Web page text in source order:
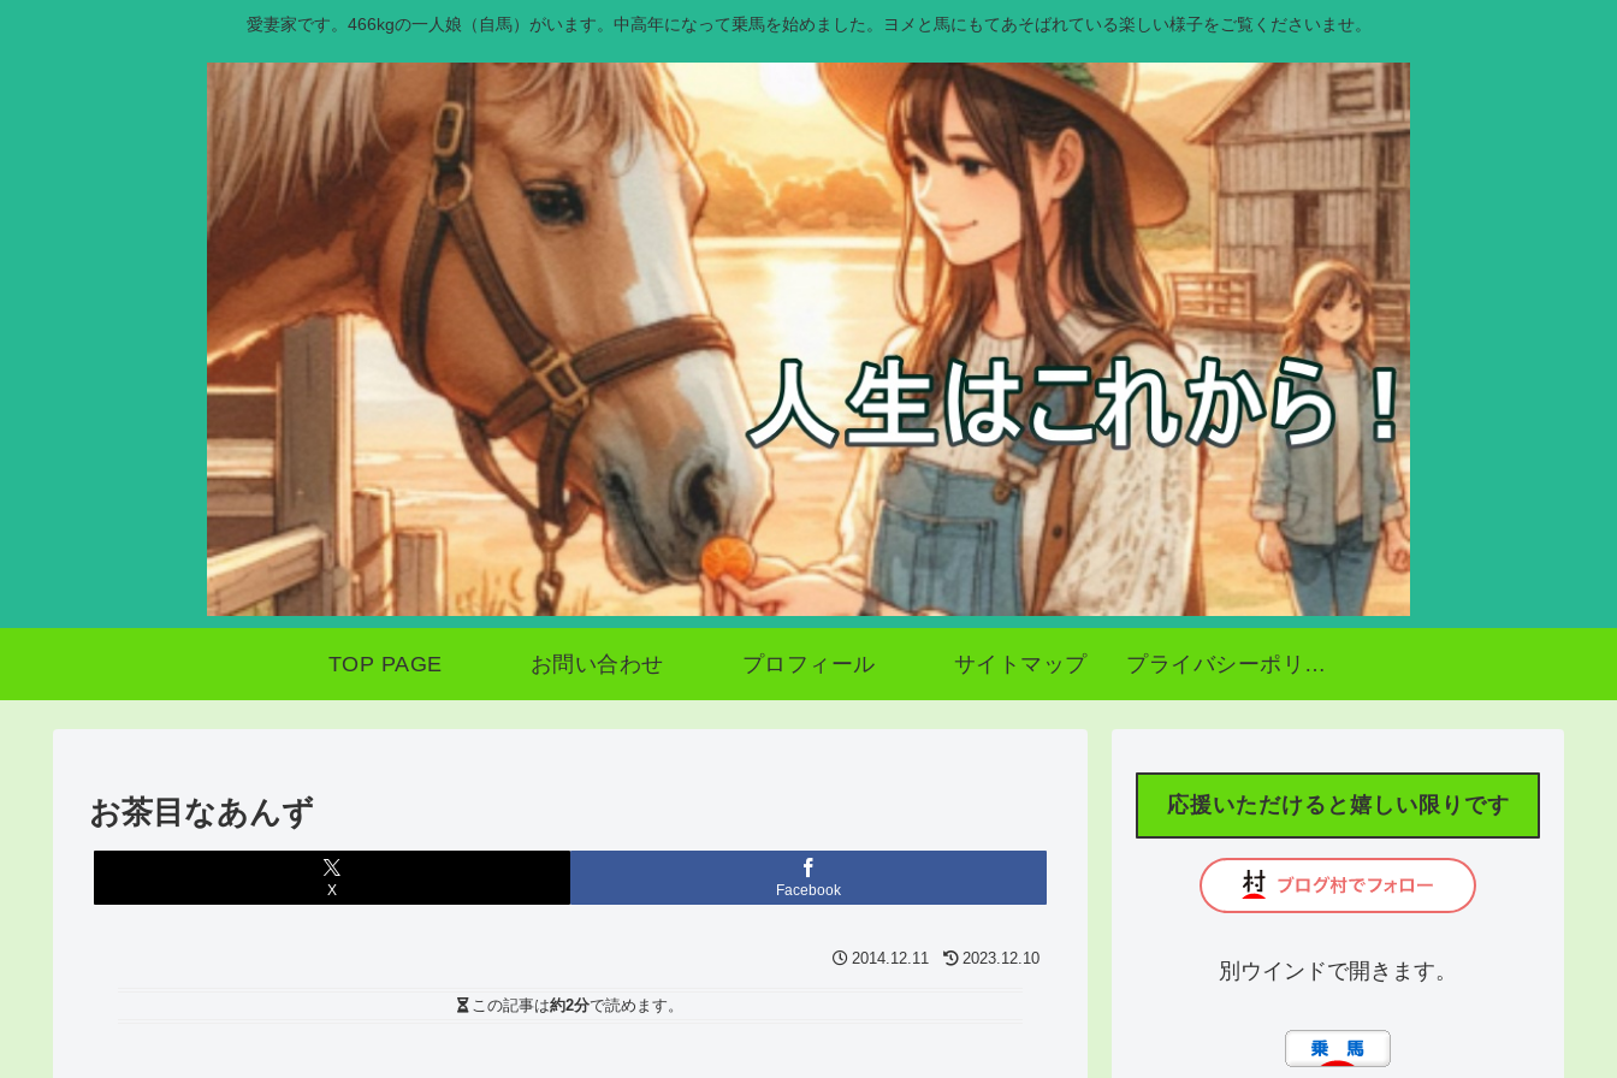
愛妻家です。466kgの一人娘（自馬）がいます。中高年になって乗馬を始めました。ヨメと馬にもてあそばれている楽しい様子をご覧くださいませ。
TOP PAGE お問い合わせ プロフィール サイトマップ プライバシーポリシー
お茶目なあんず
X Facebook
2014.12.11 2023.12.10
この記事は約2分で読めます。
応援いただけると嬉しい限りです
別ウインドで開きます。